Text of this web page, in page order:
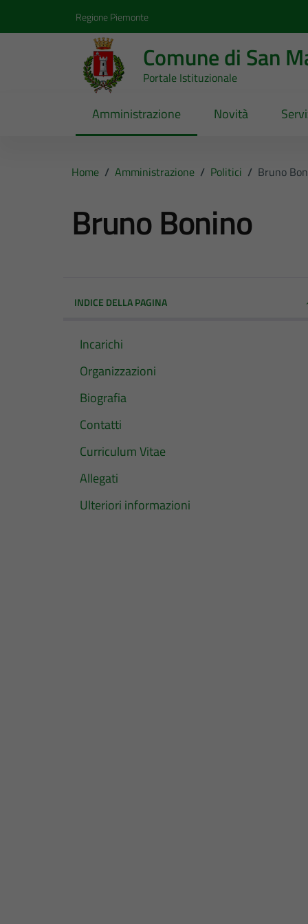
Regione Piemonte
Comune di San
Portale Istituzionale
Amministrazione Novità
Home / Amministrazione / Politici / Bruno
Bruno Bonino
INDICE DELLA PAGINA
Incarichi
Organizzazioni
Biografia
Contatti
Curriculum Vitae
Allegati
Ulteriori informazioni